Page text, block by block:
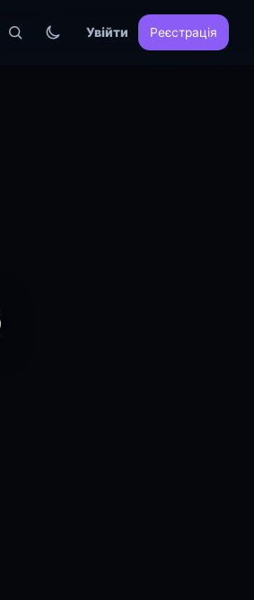
Увійти Реєстрація